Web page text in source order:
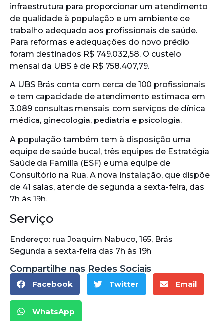
infraestrutura para proporcionar um atendimento
de qualidade à população e um ambiente de
trabalho adequado aos profissionais de saúde.
Para reformas e adequações do novo prédio
foram destinados R$ 749.032,58. O custeio
mensal da UBS é de R$ 758.407,79.
A UBS Brás conta com cerca de 100 profissionais
e tem capacidade de atendimento estimada em
3.089 consultas mensais, com serviços de clínica
médica, ginecologia, pediatria e psicologia.
A população também tem à disposição uma
equipe de saúde bucal, três equipes de Estratégia
Saúde da Família (ESF) e uma equipe de
Consultório na Rua. A nova instalação, que dispõe
de 41 salas, atende de segunda a sexta-feira, das
7h às 19h.
Serviço
Endereço: rua Joaquim Nabuco, 165, Brás
Segunda a sexta-feira das 7h às 19h
Compartilhe nas Redes Sociais
Facebook Twitter Email
WhatsApp